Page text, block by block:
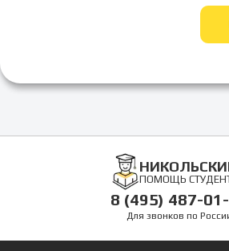
ПОМОЩЬ
8 (495) 487-
Для звонков по